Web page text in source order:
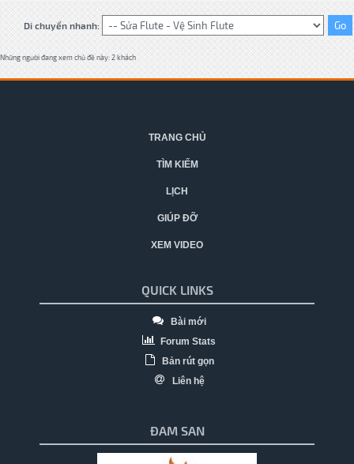
Di chuyển nhanh:
Những người đang xem chủ đề này: 2 khách
TRANG CHỦ
TÌM KIẾM
LỊCH
GIÚP ĐỠ
XEM VIDEO
QUICK LINKS
Bài mới
Forum Stats
Bản rút gọn
Liên hệ
ĐAM SAN